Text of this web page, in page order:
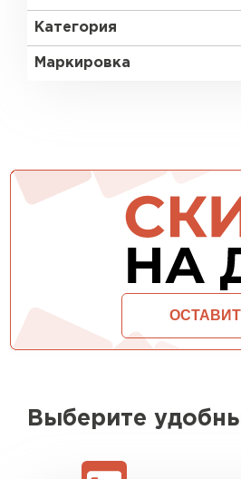
Категория
Маркировка
Выберите
Утеплитель
ПЕРЕЙТИ
ПЕРЕЙТИ
Утеплитель Тимплэкс